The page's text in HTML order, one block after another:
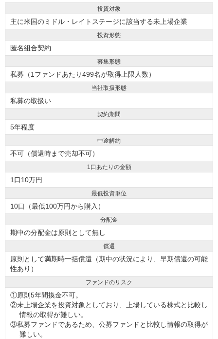
投資対象
主に米国のミドル・レイトステージに該当する未上場企業
投資形態
匿名組合契約
募集形態
私募（1ファンドあたり499名が取得上限人数）
当社取扱形態
私募の取扱い
契約期間
5年程度
中途解約
不可（償還時まで売却不可）
1口あたりの金額
1口10万円
最低投資単位
10口（最低100万円から購入）
分配金
期中の分配金は原則として無し
償還
原則として満期時一括償還（期中の状況により、早期償還の可能
性あり）
ファンドのリスク
①原則5年間換金不可。
②未上場企業を投資対象としており、上場している株式と比較し
情報の取得が難しい。
③私募ファンドであるため、公募ファンドと比較し情報の取得が
難しい。